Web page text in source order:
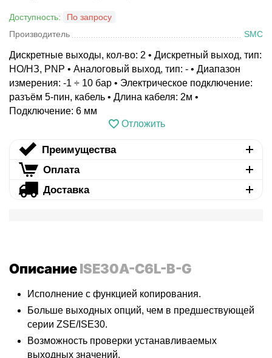
Доступность:
По запросу
Производитель
SMC
Дискретные выходы, кол-во: 2 • Дискретный выход, тип:
НО/НЗ, PNP • Аналоговый выход, тип: - • Диапазон
измерения: -1 ÷ 10 бар • Электрическое подключение:
разъём 5-пин, кабель • Длина кабеля: 2м •
Подключение: 6 мм
Отложить
Преимущества
Оплата
Доставка
ОписаниеISE30A-C6L-B-G
Исполнение с функцией копирования.
Больше выходных опций, чем в предшествующей
серии ZSE/ISE30.
Возможность проверки устанавливаемых
выходных значений.